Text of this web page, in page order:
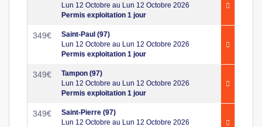
Lun 12 Octobre au Lun 12 Octobre 2026
Permis exploitation 1 jour
349€
Saint-Paul (97)
Lun 12 Octobre au Lun 12 Octobre 2026
Permis exploitation 1 jour
349€
Tampon (97)
Lun 12 Octobre au Lun 12 Octobre 2026
Permis exploitation 1 jour
349€
Saint-Pierre (97)
Lun 12 Octobre au Lun 12 Octobre 2026